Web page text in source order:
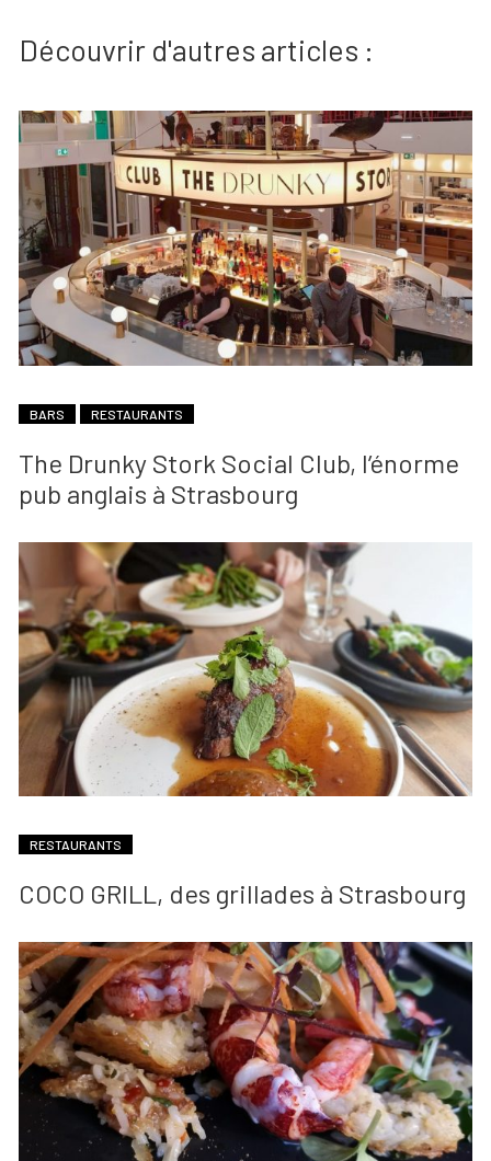
Découvrir d'autres articles :
BARS RESTAURANTS
The Drunky Stork Social Club, l’énorme
pub anglais à Strasbourg
RESTAURANTS
COCO GRILL, des grillades à Strasbourg